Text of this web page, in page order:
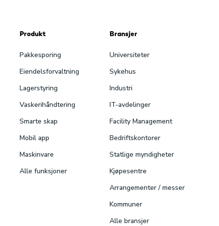
Produkt
Pakke­sporing
Eiendels­forvaltning
Lagerstyring
Vaskeri­håndtering
Smarte skap
Mobil app
Maskinvare
Alle funksjoner
Bransjer
Universiteter
Sykehus
Industri
IT-avdelinger
Facility Management
Bedriftskontorer
Statlige myndigheter
Kjøpesentre
Arrangementer / messer
Kommuner
Alle bransjer